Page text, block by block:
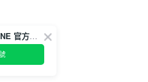
歡迎訂閱我們的LINE 官方帳號